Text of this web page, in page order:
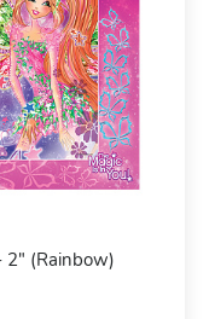
(Rainbow)